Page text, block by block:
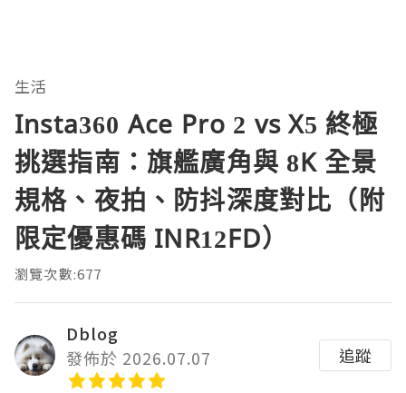
生活
Insta360 Ace Pro 2 vs X5 終極
挑選指南：旗艦廣角與 8K 全景
規格、夜拍、防抖深度對比（附
限定優惠碼 INR12FD）
瀏覽次數:677
Dblog
發佈於 2026.07.07
追蹤